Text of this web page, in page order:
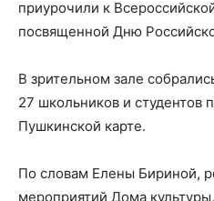
приурочили к
посвященной Дню
В зрительном зале
27 школьников и студентов
Пушкинской карте.
По словам Елены Бириной,
мероприятий Дома